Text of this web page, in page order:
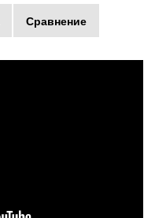
Сравнение